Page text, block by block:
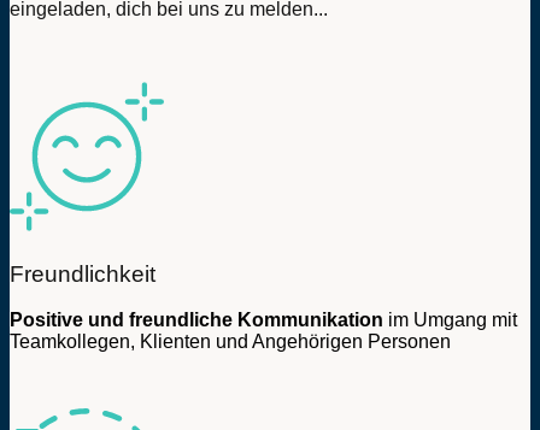
eingeladen, dich bei uns zu melden...
Freundlichkeit
Positive und freundliche Kommunikation im Umgang mit
Teamkollegen, Klienten und Angehörigen Personen